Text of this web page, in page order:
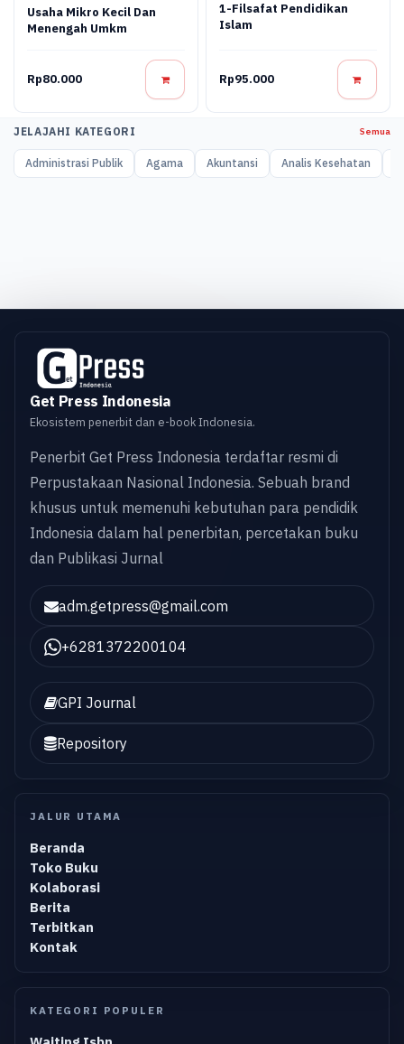
Usaha Mikro Kecil Dan
Menengah Umkm
Rp80.000
1-Filsafat Pendidikan
Islam
Rp95.000
JELAJAHI KATEGORI Semua
Administrasi Publik Agama Akuntansi Analis Kesehatan
Get Press Indonesia
Ekosistem penerbit dan e-book Indonesia.
Penerbit Get Press Indonesia terdaftar resmi di
Perpustakaan Nasional Indonesia. Sebuah brand
khusus untuk memenuhi kebutuhan para pendidik
Indonesia dalam hal penerbitan, percetakan buku
dan Publikasi Jurnal
adm.getpress@gmail.com
+6281372200104
GPI Journal
Repository
JALUR UTAMA
Beranda
Toko Buku
Kolaborasi
Berita
Terbitkan
Kontak
KATEGORI POPULER